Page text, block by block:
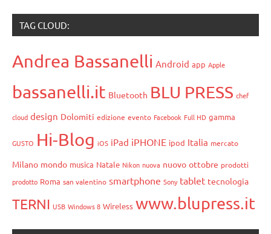
TAG CLOUD:
Andrea Bassanelli Android app Apple
bassanelli.it Bluetooth BLU PRESS chef
cloud design Dolomiti edizione evento Facebook Full HD gamma
GUSTO Hi-Blog iOS iPad iPHONE ipod Italia mercato
Milano mondo musica Natale Nikon nuova nuovo ottobre prodotti
prodotto Roma san valentino smartphone Sony tablet tecnologia
TERNI USB Windows 8 Wireless www.blupress.it